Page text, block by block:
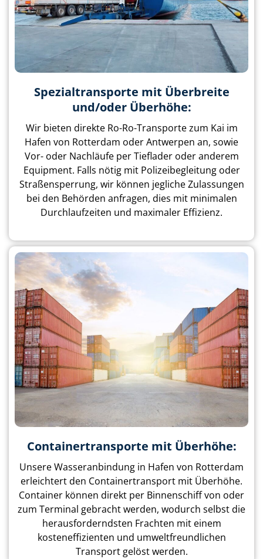
Spezialtransporte mit Überbreite
und/oder Überhöhe:
Wir bieten direkte Ro-Ro-Transporte zum Kai im
Hafen von Rotterdam oder Antwerpen an, sowie
Vor- oder Nachläufe per Tieflader oder anderem
Equipment. Falls nötig mit Polizeibegleitung oder
Straßensperrung, wir können jegliche Zulassungen
bei den Behörden anfragen, dies mit minimalen
Durchlaufzeiten und maximaler Effizienz.
Containertransporte mit Überhöhe:
Unsere Wasseranbindung in Hafen von Rotterdam
erleichtert den Containertransport mit Überhöhe.
Container können direkt per Binnenschiff von oder
zum Terminal gebracht werden, wodurch selbst die
herausforderndsten Frachten mit einem
kosteneffizienten und umweltfreundlichen
Transport gelöst werden.